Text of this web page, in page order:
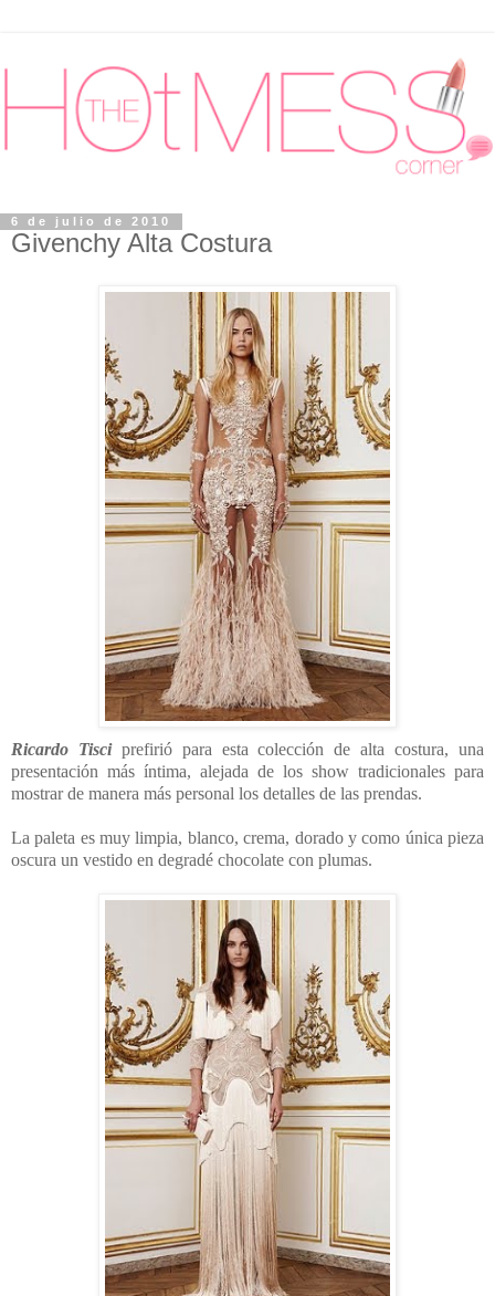
6 de julio de 2010
Givenchy Alta Costura
Ricardo Tisci prefirió para esta colección de alta costura, una
presentación más íntima, alejada de los show tradicionales para
mostrar de manera más personal los detalles de las prendas.
La paleta es muy limpia, blanco, crema, dorado y como única pieza
oscura un vestido en degradé chocolate con plumas.